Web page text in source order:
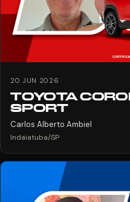
20 JUN 2026
TOYOTA
SPORT
Carlos Alberto Ambiel
Indaiatuba/SP